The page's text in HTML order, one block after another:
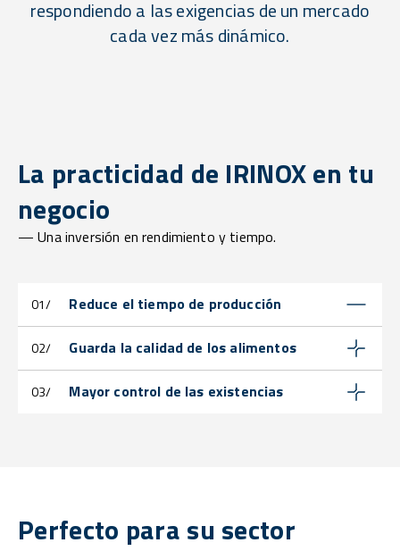
respondiendo a las exigencias de un mercado
cada vez más dinámico.
La practicidad de IRINOX en tu
negocio
— Una inversión en rendimiento y tiempo.
01/ Reduce el tiempo de producción
02/ Guarda la calidad de los alimentos
03/ Mayor control de las existencias
Perfecto para su sector